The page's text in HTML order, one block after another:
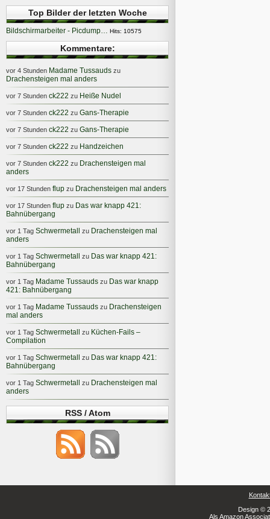
Top Bilder der letzten Woche
Bildschirmarbeiter - Picdump… Hits: 10575
Kommentare:
vor 4 Stunden Madame Tussauds zu
Drachensteigen mal anders
vor 7 Stunden ck222 zu Heiße Nudel
vor 7 Stunden ck222 zu Gans-Therapie
vor 7 Stunden ck222 zu Gans-Therapie
vor 7 Stunden ck222 zu Handzeichen
vor 7 Stunden ck222 zu Drachensteigen mal
anders
vor 17 Stunden flup zu Drachensteigen mal anders
vor 17 Stunden flup zu Das war knapp 421:
Bahnübergang
vor 1 Tag Schwermetall zu Drachensteigen mal
anders
vor 1 Tag Schwermetall zu Das war knapp 421:
Bahnübergang
vor 1 Tag Madame Tussauds zu Das war knapp
421: Bahnübergang
vor 1 Tag Madame Tussauds zu Drachensteigen
mal anders
vor 1 Tag Schwermetall zu Küchen-Fails –
Compilation
vor 1 Tag Schwermetall zu Das war knapp 421:
Bahnübergang
vor 1 Tag Schwermetall zu Drachensteigen mal
anders
RSS / Atom
Design ©
Als Amazon